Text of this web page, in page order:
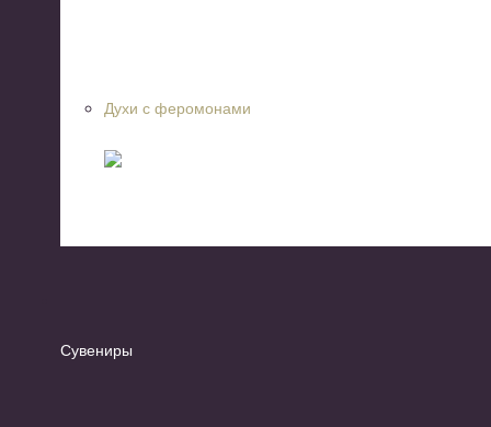
Духи с феромонами
Сувениры